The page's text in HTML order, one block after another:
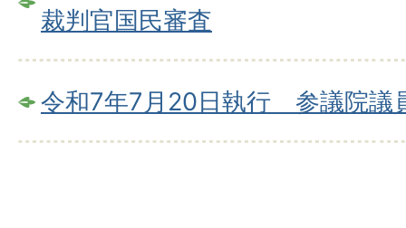
裁判官国民審査
令和7年7月20日執行 参議院議